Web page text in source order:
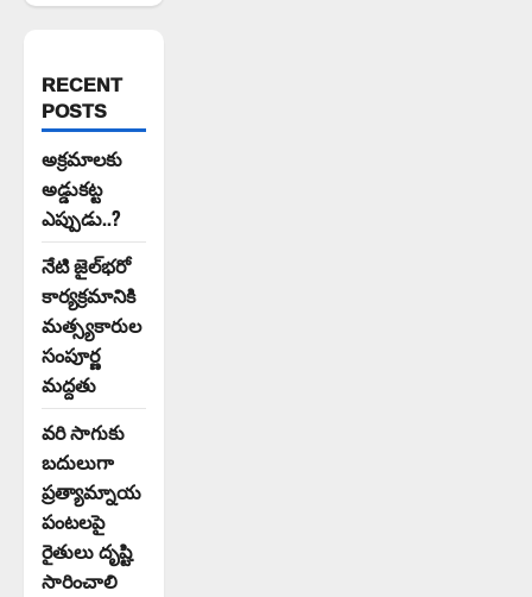
RECENT
POSTS
అక్రమాలకు
అడ్డుకట్ట
ఎప్పుడు..?
నేటి జైల్‌భరో
కార్యక్రమానికి
మత్స్యకారుల
సంపూర్ణ
మద్దతు
వరి సాగుకు
బదులుగా
ప్రత్యామ్నాయ
పంటలపై
రైతులు దృష్టి
సారించాలి